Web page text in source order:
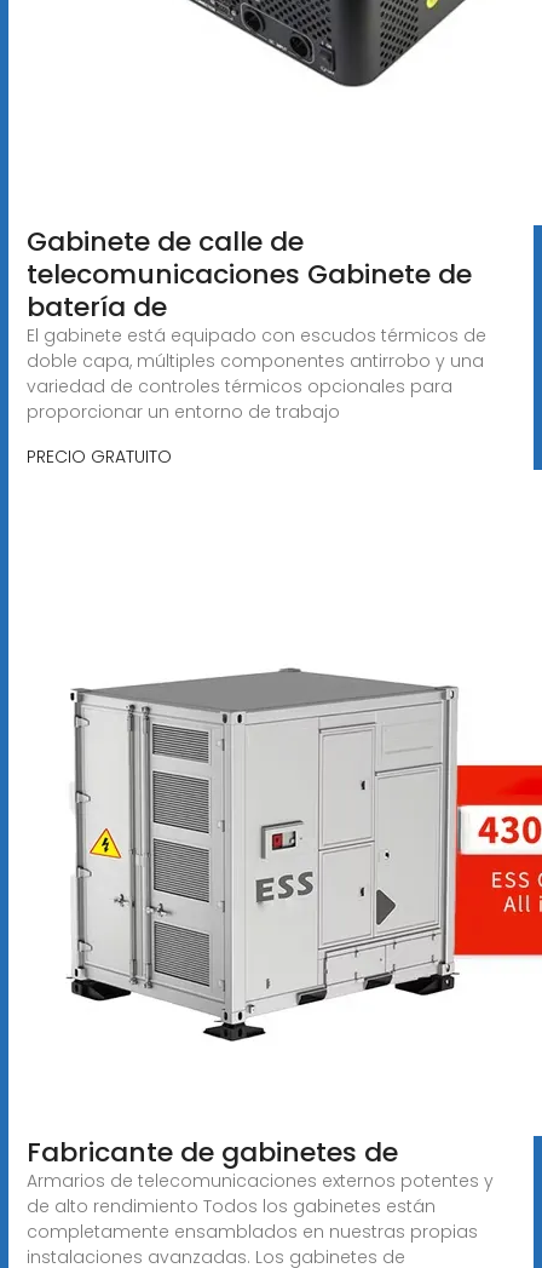
Gabinete de calle de
telecomunicaciones Gabinete de
batería de
El gabinete está equipado con escudos térmicos de
doble capa, múltiples componentes antirrobo y una
variedad de controles térmicos opcionales para
proporcionar un entorno de trabajo
PRECIO GRATUITO
Fabricante de gabinetes de
Armarios de telecomunicaciones externos potentes y
de alto rendimiento Todos los gabinetes están
completamente ensamblados en nuestras propias
instalaciones avanzadas. Los gabinetes de